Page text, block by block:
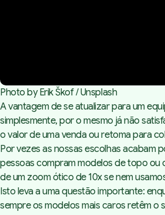
Photo by Erik Škof / Unsplash
A vantagem de se atualizar para um
simplesmente, por o mesmo já não
o valor de uma venda ou retoma para
Por vezes as nossas escolhas acabam
pessoas compram modelos de topo ou
de um zoom ótico de 10x se nem
Isto leva a uma questão importante:
sempre os modelos mais caros retêm o